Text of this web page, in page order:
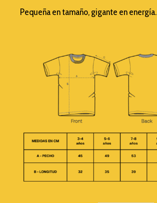
Pequeña en tamaño, gigante en energía.